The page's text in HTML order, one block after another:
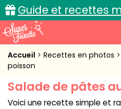
Guide et recettes
Accueil
Cuisine pratique
Accueil Recettes en photos
poisson
Salade de pâtes
Voici une recette simple et